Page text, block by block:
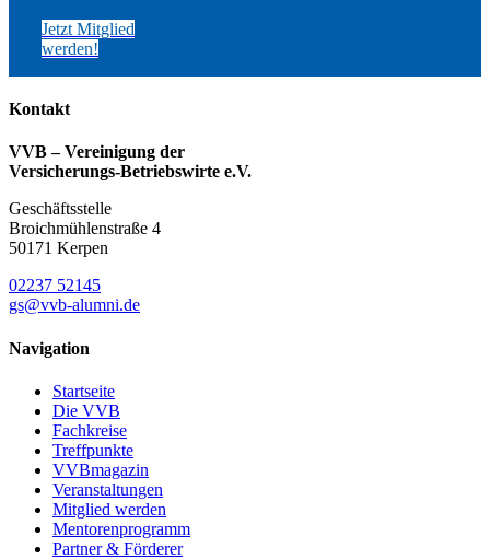
Jetzt Mitglied
werden!
Kontakt
VVB – Vereinigung der
Versicherungs-Betriebswirte e.V.
Geschäftsstelle
Broichmühlenstraße 4
50171 Kerpen
02237 52145
gs@vvb-alumni.de
Navigation
Startseite
Die VVB
Fachkreise
Treffpunkte
VVBmagazin
Veranstaltungen
Mitglied werden
Mentorenprogramm
Partner & Förderer